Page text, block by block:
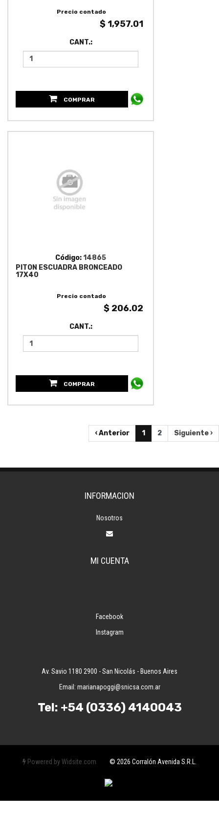
Precio contado
$ 1,957.01
CANT.:
COMPRAR
Código:14865
PITON ESCUADRA BRONCEADO
17X40
Precio contado
$ 206.02
CANT.:
COMPRAR
‹ Anterior 1 2 Siguiente ›
INFORMACION
Nosotros
MI CUENTA
Facebook
Instagram
Av. Savio 1180 2900 - San Nicolás - Buenos Aires
Email: marianapoggi@snicsa.com.ar
Tel: +54 (0336) 4140043
Powered by Widsite.com © 2026 Corralón Avenida S.R.L.